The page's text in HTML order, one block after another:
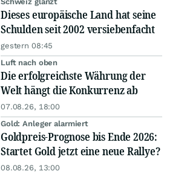
Dieses europäische Land hat seine
Schulden seit 2002 versiebenfacht
gestern 08:45
Luft nach oben
Die erfolgreichste Währung der
Welt hängt die Konkurrenz ab
07.08.26, 18:00
Gold: Anleger alarmiert
Goldpreis-Prognose bis Ende 2026:
Startet Gold jetzt eine neue Rallye?
08.08.26, 13:00